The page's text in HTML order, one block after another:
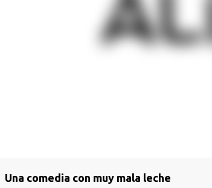
Una comedia con muy mala leche